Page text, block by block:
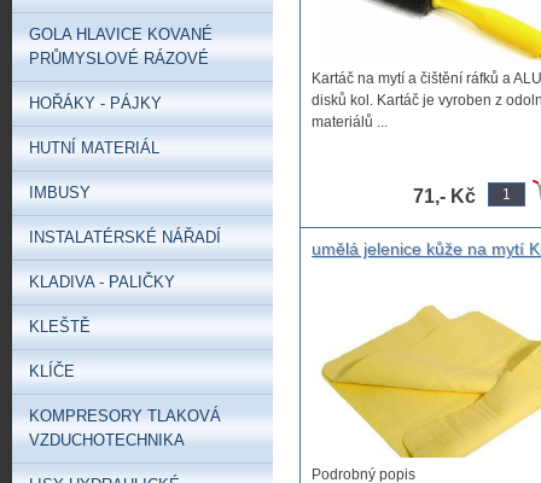
Kartáč na mytí a čištění ráfků a ALU
disků kol. Kartáč je vyroben z
materiálů ...
71,- Kč
umělá jelenice kůže na mytí
Podrobný popis
GOLA HLAVICE KOVANÉ
PRŮMYSLOVÉ RÁZOVÉ
HOŘÁKY - PÁJKY
HUTNÍ MATERIÁL
IMBUSY
INSTALATÉRSKÉ NÁŘADÍ
KLADIVA - PALIČKY
KLEŠTĚ
KLÍČE
KOMPRESORY TLAKOVÁ
VZDUCHOTECHNIKA